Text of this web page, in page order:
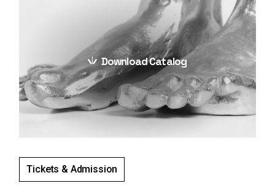
Download Catalog
Tickets & Admission